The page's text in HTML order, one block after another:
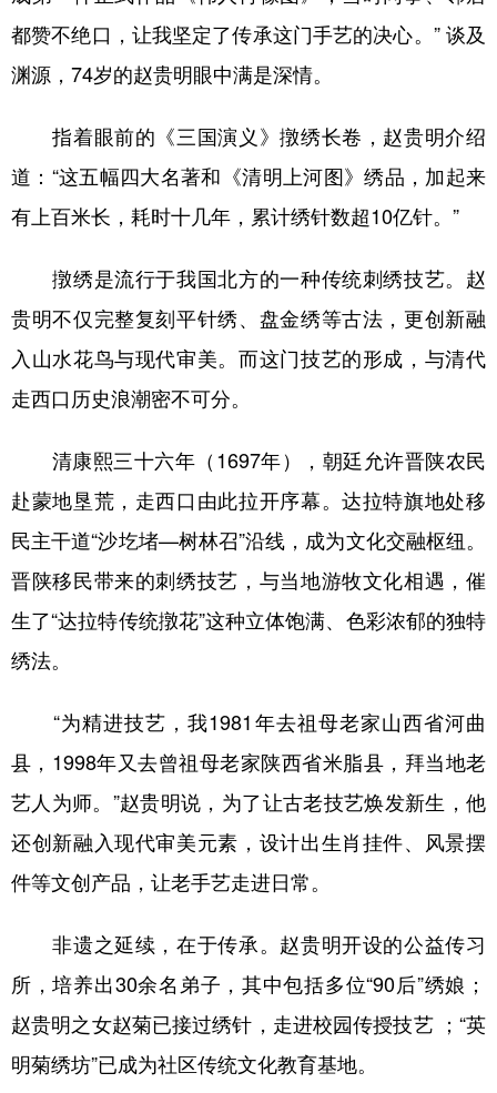
都赞不绝口，让我坚定了传承这门手艺的决心。” 谈及
渊源，74岁的赵贵明眼中满是深情。
指着眼前的《三国演义》撴绣长卷，赵贵明介绍
道：“这五幅四大名著和《清明上河图》绣品，加起来
有上百米长，耗时十几年，累计绣针数超10亿针。”
撴绣是流行于我国北方的一种传统刺绣技艺。赵
贵明不仅完整复刻平针绣、盘金绣等古法，更创新融
入山水花鸟与现代审美。而这门技艺的形成，与清代
走西口历史浪潮密不可分。
清康熙三十六年（1697年），朝廷允许晋陕农民
赴蒙地垦荒，走西口由此拉开序幕。达拉特旗地处移
民主干道“沙圪堵—树林召”沿线，成为文化交融枢纽。
晋陕移民带来的刺绣技艺，与当地游牧文化相遇，催
生了“达拉特传统撴花”这种立体饱满、色彩浓郁的独特
绣法。
“为精进技艺，我1981年去祖母老家山西省河曲
县，1998年又去曾祖母老家陕西省米脂县，拜当地老
艺人为师。”赵贵明说，为了让古老技艺焕发新生，他
还创新融入现代审美元素，设计出生肖挂件、风景摆
件等文创产品，让老手艺走进日常。
非遗之延续，在于传承。赵贵明开设的公益传习
所，培养出30余名弟子，其中包括多位“90后”绣娘；
赵贵明之女赵菊已接过绣针，走进校园传授技艺 ；“英
明菊绣坊”已成为社区传统文化教育基地。